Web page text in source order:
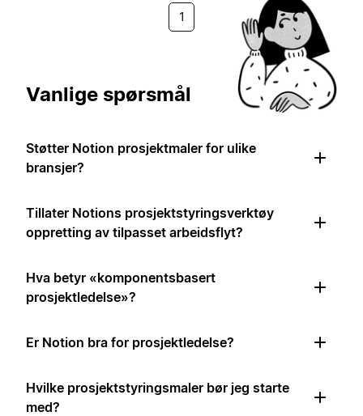
1
Vanlige spørsmål
Støtter Notion prosjektmaler for ulike
bransjer?
Tillater Notions prosjektstyringsverktøy
oppretting av tilpasset arbeidsflyt?
Hva betyr «komponentsbasert
prosjektledelse»?
Er Notion bra for prosjektledelse?
Hvilke prosjektstyringsmaler bør jeg starte
med?